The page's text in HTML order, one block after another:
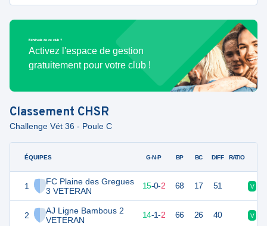
Bénévole de ce club ?
Activez l'espace de gestion
gratuitement pour votre club !
Classement CHSR
Challenge Vét 36 - Poule C
ÉQUIPES
1
FC Plaine des Gregues
3 VETERAN
2
AJ Ligne Bambous 2
VETERAN
G-N-P BP BC DIFF RATIO
62 17 15-0-2 68 17 51 V
60 14-1-2 66 26 40 V